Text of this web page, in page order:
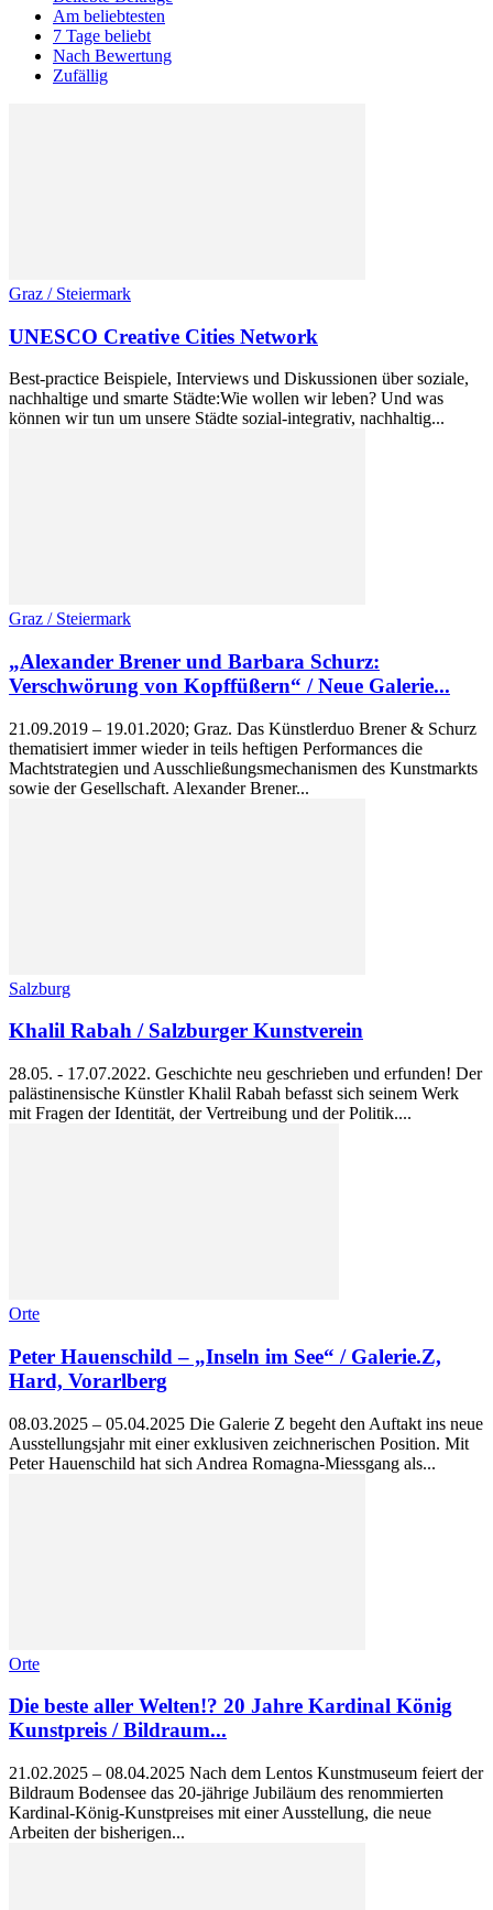
Am beliebtesten
7 Tage beliebt
Nach Bewertung
Zufällig
Graz / Steiermark
UNESCO Creative Cities Network
Best-practice Beispiele, Interviews und Diskussionen über soziale,
nachhaltige und smarte Städte:Wie wollen wir leben? Und was
können wir tun um unsere Städte sozial-integrativ, nachhaltig...
Graz / Steiermark
„Alexander Brener und Barbara Schurz:
Verschwörung von Kopffüßern“ / Neue Galerie...
21.09.2019 – 19.01.2020; Graz. Das Künstlerduo Brener & Schurz
thematisiert immer wieder in teils heftigen Performances die
Machtstrategien und Ausschließungsmechanismen des Kunstmarkts
sowie der Gesellschaft. Alexander Brener...
Salzburg
Khalil Rabah / Salzburger Kunstverein
28.05. - 17.07.2022. Geschichte neu geschrieben und erfunden! Der
palästinensische Künstler Khalil Rabah befasst sich seinem Werk
mit Fragen der Identität, der Vertreibung und der Politik....
Orte
Peter Hauenschild – „Inseln im See“ / Galerie.Z,
Hard, Vorarlberg
08.03.2025 – 05.04.2025 Die Galerie Z begeht den Auftakt ins neue
Ausstellungsjahr mit einer exklusiven zeichnerischen Position. Mit
Peter Hauenschild hat sich Andrea Romagna-Miessgang als...
Orte
Die beste aller Welten!? 20 Jahre Kardinal König
Kunstpreis / Bildraum...
21.02.2025 – 08.04.2025 Nach dem Lentos Kunstmuseum feiert der
Bildraum Bodensee das 20-jährige Jubiläum des renommierten
Kardinal-König-Kunstpreises mit einer Ausstellung, die neue
Arbeiten der bisherigen...